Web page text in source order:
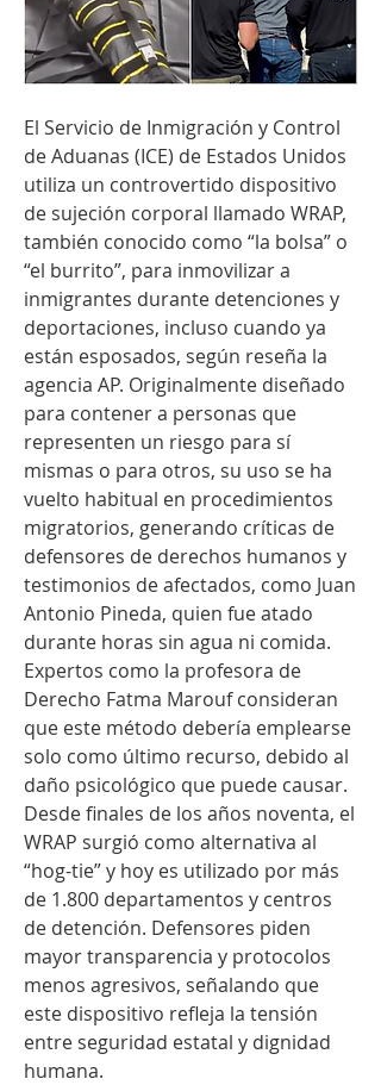
El Servicio de Inmigración y Control
de Aduanas (ICE) de Estados Unidos
utiliza un controvertido dispositivo
de sujeción corporal llamado WRAP,
también conocido como “la bolsa” o
“el burrito”, para inmovilizar a
inmigrantes durante detenciones y
deportaciones, incluso cuando ya
están esposados, según reseña la
agencia AP. Originalmente diseñado
para contener a personas que
representen un riesgo para sí
mismas o para otros, su uso se ha
vuelto habitual en procedimientos
migratorios, generando críticas de
defensores de derechos humanos y
testimonios de afectados, como Juan
Antonio Pineda, quien fue atado
durante horas sin agua ni comida.
Expertos como la profesora de
Derecho Fatma Marouf consideran
que este método debería emplearse
solo como último recurso, debido al
daño psicológico que puede causar.
Desde finales de los años noventa, el
WRAP surgió como alternativa al
“hog-tie” y hoy es utilizado por más
de 1.800 departamentos y centros
de detención. Defensores piden
mayor transparencia y protocolos
menos agresivos, señalando que
este dispositivo refleja la tensión
entre seguridad estatal y dignidad
humana.